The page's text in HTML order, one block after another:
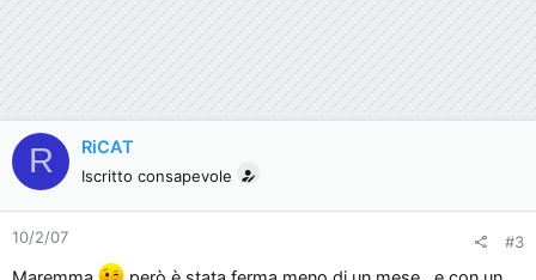
R RiCAT
Iscritto consapevole
10/2/07 #3